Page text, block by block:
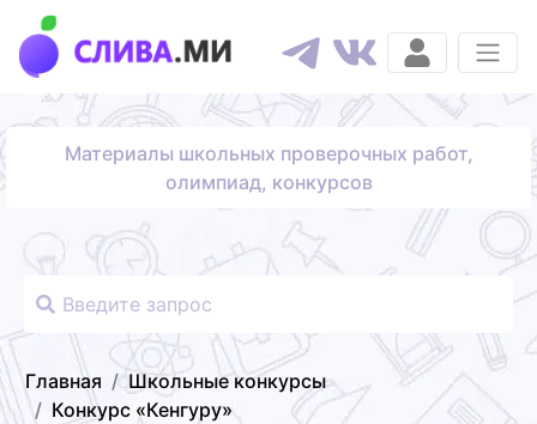
Материалы школьных проверочных работ,
олимпиад, конкурсов
Главная
Школьные конкурсы
Конкурс «Кенгуру»